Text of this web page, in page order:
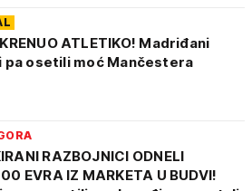
ATLETIKO! Madriđani
pa osetili moć Mančestera
RAZBOJNICI ODNELI
EVRA IZ MARKETA U BUDVI!